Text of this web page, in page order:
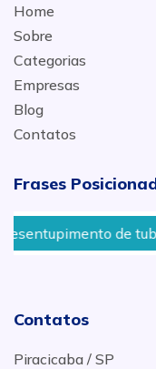
Home
Sobre
Categorias
Empresas
Blog
Contatos
Frases
de
Contatos
Piracicaba / SP